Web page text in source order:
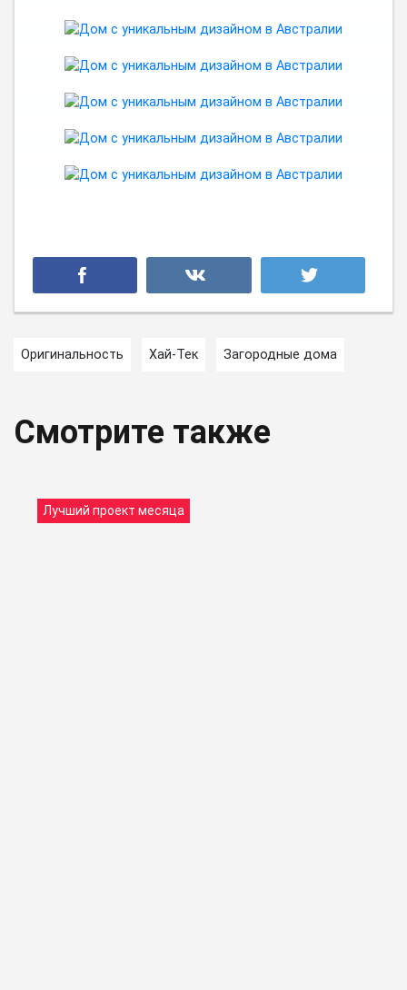
Оригинальность Хай-Тек Загородные дома
Смотрите также
Лучший проект месяца